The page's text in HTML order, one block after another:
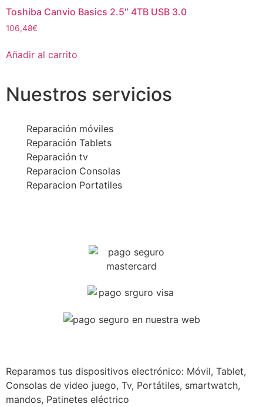
Toshiba Canvio Basics 2.5″ 4TB USB 3.0
106,48€
Añadir al carrito
Nuestros servicios
Reparación móviles
Reparación Tablets
Reparación tv
Reparacion Consolas
Reparacion Portatiles
Reparamos todos las marcas de móviles en 40 MINUTOS
Solicita presupuesto
Reparamos tus dispositivos electrónico: Móvil, Tablet,
Consolas de video juego, Tv, Portátiles, smartwatch,
mandos, Patinetes eléctrico